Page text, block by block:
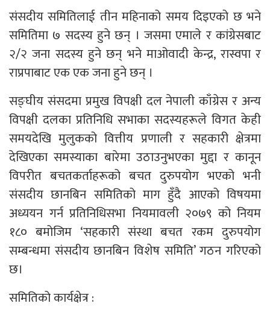
संसदीय समितिलाई तीन महिनाको समय दिइएको छ भने
समितिमा ७ सदस्य हुने छन् । जसमा एमाले र कांग्रेसबाट
२/२ जना सदस्य हुने छन् भने माओवादी केन्द्र, रास्वपा र
राप्रपाबाट एक एक जना हुने छन् ।
सङ्घीय संसदमा प्रमुख विपक्षी दल नेपाली काँग्रेस र अन्य
विपक्षी दलका प्रतिनिधि सभाका सदस्यहरूले विगत केही
समयदेखि मुलुकको वित्तीय प्रणाली र सहकारी क्षेत्रमा
देखिएका समस्याका बारेमा उठाउनुभएका मुद्दा र कानून
विपरीत बचतकर्ताहरूको बचत दुरुपयोग भएको भनी
संसदीय छानबिन समितिको माग हुँदै आएको विषयमा
अध्ययन गर्न प्रतिनिधिसभा नियमावली २०७९ को नियम
१८० बमोजिम ‘सहकारी संस्था बचत रकम दुरुपयोग
सम्बन्धमा संसदीय छानबिन विशेष समिति’ गठन गरिएको
छ।
समितिको कार्यक्षेत्र :